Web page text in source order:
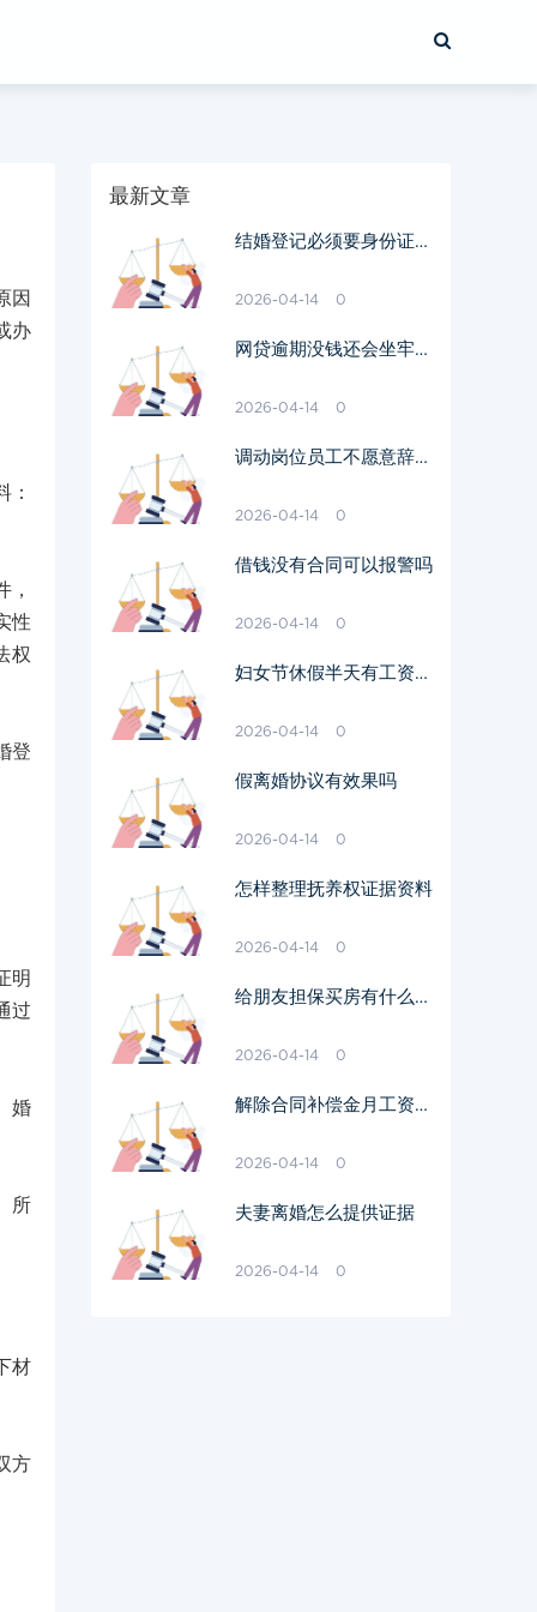
因
办
性
权
登
明
过
婚
所
材
方
最新文章
结婚登记必须要身份证原
2026-04-14 0
网贷逾期没钱还会坐牢吗
2026-04-14 0
调动岗位员工不愿意辞职
2026-04-14 0
借钱没有合同可以报警吗
2026-04-14 0
妇女节休假半天有工资吗
2026-04-14 0
假离婚协议有效果吗
2026-04-14 0
怎样整理抚养权证据资料
2026-04-14 0
给朋友担保买房有什么风
2026-04-14 0
解除合同补偿金月工资怎
2026-04-14 0
夫妻离婚怎么提供证据
2026-04-14 0